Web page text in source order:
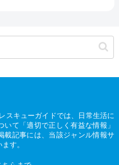
スキューガイドでは、日常生活に
て「適切で正しく有益な情報」
載記事には、当該ジャンル情報サ
す。